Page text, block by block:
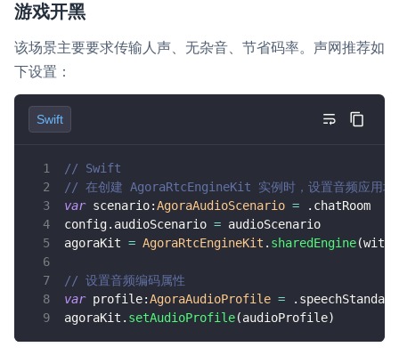
全周期通话质量检测、回溯和分析方案
控制台
开通和管理声网各项产品服务的统一入口
灵动会议 NEW
低代码集成、灵活定制、超低延时的音视频会议
游戏开黑
该场景主要要求传输人声、无杂音、节省码率。声网推荐如
下设置：
Swift
// Swift
// 在创建 AgoraRtcEngineKit 实例时，设置音频应用场
var scenario:AgoraAudioScenario = . chatRoom
config. audioScenario = audioScenario
agoraKit = AgoraRtcEngineKit . sharedEngine(with
// 设置音频编码属性
var profile:AgoraAudioProfile = . speechStandard
agoraKit . setAudioProfile(audioProfile)